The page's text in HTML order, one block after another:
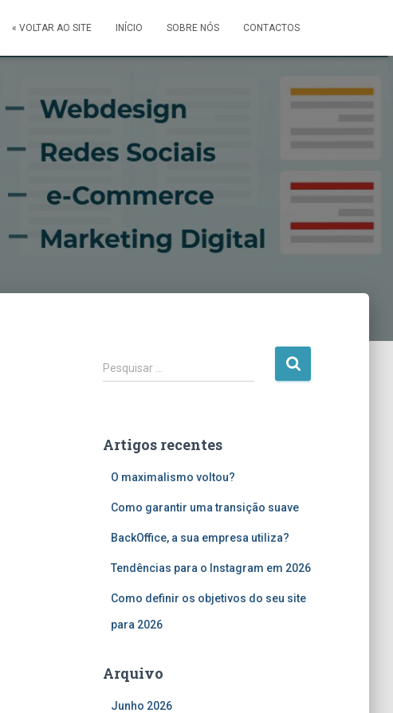
« VOLTAR AO SITE INÍCIO SOBRE NÓS CONTACTOS
P
e
i
Pesquisar …
Artigos recentes
O maximalismo voltou?
Como garantir uma transição suave
BackOffice, a sua empresa utiliza?
Tendências para o Instagram em 2026
Como definir os objetivos do seu site
para 2026
Arquivo
Junho 2026